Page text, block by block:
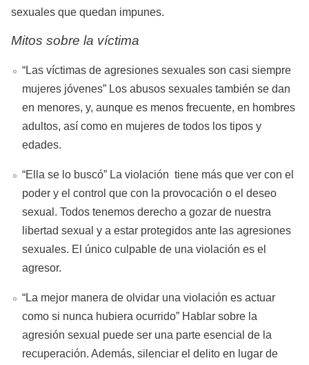
sexuales que quedan impunes.
Mitos sobre la víctima
“Las víctimas de agresiones sexuales son casi siempre
mujeres jóvenes” Los abusos sexuales también se dan
en menores, y, aunque es menos frecuente, en hombres
adultos, así como en mujeres de todos los tipos y
edades.
“Ella se lo buscó” La violación tiene más que ver con el
poder y el control que con la provocación o el deseo
sexual. Todos tenemos derecho a gozar de nuestra
libertad sexual y a estar protegidos ante las agresiones
sexuales. El único culpable de una violación es el
agresor.
“La mejor manera de olvidar una violación es actuar
como si nunca hubiera ocurrido” Hablar sobre la
agresión sexual puede ser una parte esencial de la
recuperación. Además, silenciar el delito en lugar de